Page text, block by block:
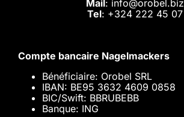
Mail: info@orobel.biz
Tel: +324 222 45 07
Compte bancaire Nagelmackers
Bénéficiaire: Orobel SRL
IBAN: BE95 3632 4609 0858
BIC/Swift: BBRUBEBB
Banque: ING